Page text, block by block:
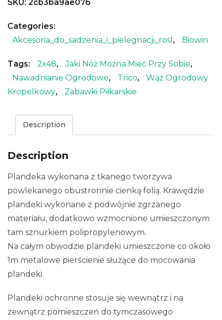
SKU: 2cb3ba9ae076
Categories:
Akcesoria_do_sadzenia_i_pielegnacji_rosl , Biowin
Tags: 2x48, Jaki Nóż Można Mieć Przy Sobie,
Nawadnianie Ogrodowe, Trico,
Wąż Ogrodowy
Kropelkowy, Zabawki Piłkarskie
Description
Description
Plandeka wykonana z tkanego tworzywa
powlekanego obustronnie cienką folią. Krawędzie
plandeki wykonane z podwójnie zgrzanego
materiału, dodatkowo wzmocnione umieszczonym
tam sznurkiem polipropylenowym.
Na całym obwodzie plandeki umieszczone co około
1m metalowe pierścienie służące do mocowania
plandeki.
Plandeki ochronne stosuje się wewnątrz i na
zewnątrz pomieszczeń do tymczasowego